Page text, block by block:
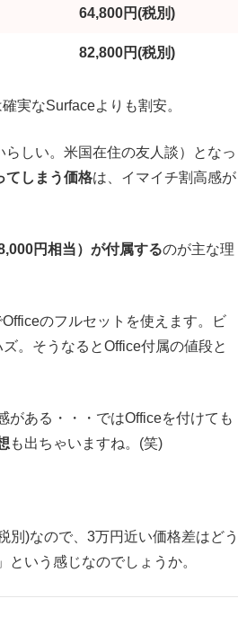
64,800円(税別)
82,800円(税別)
実なSurfaceよりも割安。
しい。米国在住の友人談）となっ
てしまう価格は、イマイチ割高感が
円相当）が付属するのが主な理
のフルセットを使えます。ビ
。そうなるとOffice付属の値段と
がある・・・ではOfficeを付けても
も出ちゃいますね。(笑)
別)なので、3万円近い価格差はどう
いう感じなのでしょうか。